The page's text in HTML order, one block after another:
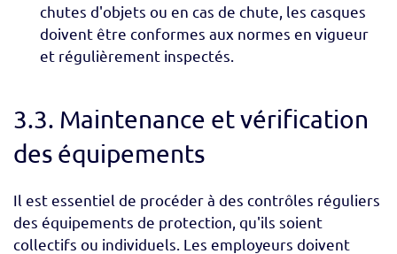
chutes d'objets ou en cas de chute, les casques
doivent être conformes aux normes en vigueur
et régulièrement inspectés.
3.3. Maintenance et vérification
des équipements
Il est essentiel de procéder à des contrôles réguliers
des équipements de protection, qu'ils soient
collectifs ou individuels. Les employeurs doivent